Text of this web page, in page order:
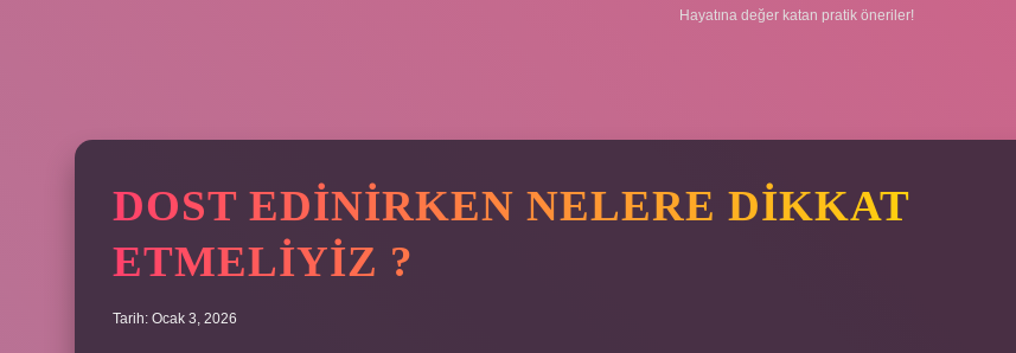
Hayatına değer katan pratik öneriler!
DOST EDINIRKEN NELERE DIKKAT
ETMELIYIZ ?
Tarih: Ocak 3, 2026